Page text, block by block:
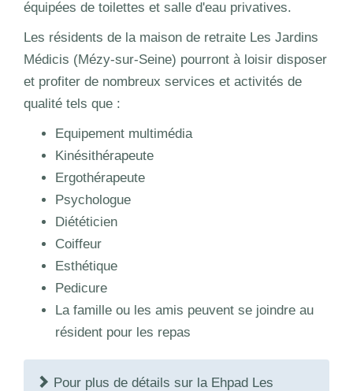
équipées de toilettes et salle d'eau privatives.
Les résidents de la maison de retraite Les Jardins
Médicis (Mézy-sur-Seine) pourront à loisir disposer
et profiter de nombreux services et activités de
qualité tels que :
Equipement multimédia
Kinésithérapeute
Ergothérapeute
Psychologue
Diététicien
Coiffeur
Esthétique
Pedicure
La famille ou les amis peuvent se joindre au
résident pour les repas
Pour plus de détails sur la Ehpad Les